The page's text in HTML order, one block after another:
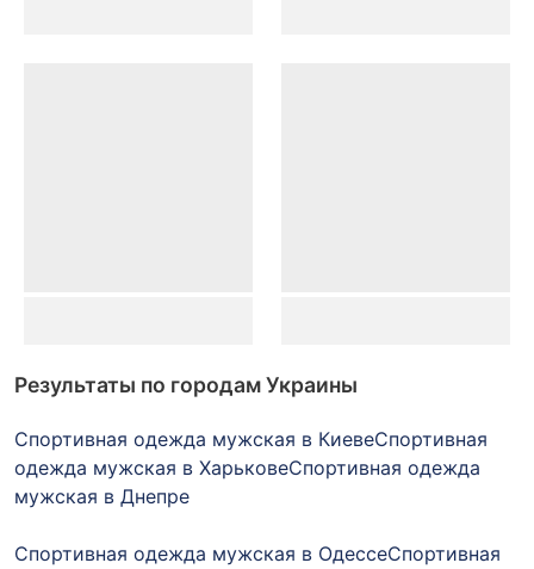
Результаты по городам Украины
Спортивная одежда мужская в КиевеСпортивная
одежда мужская в ХарьковеСпортивная одежда
мужская в Днепре
Спортивная одежда мужская в ОдессеСпортивная